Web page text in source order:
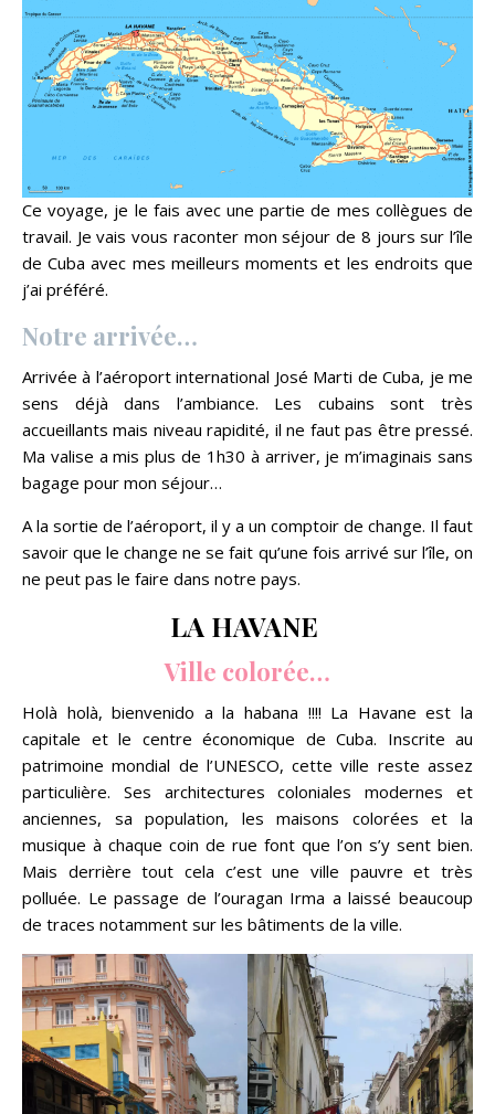
Ce voyage, je le fais avec une partie de mes collègues de
travail. Je vais vous raconter mon séjour de 8 jours sur l’île
de Cuba avec mes meilleurs moments et les endroits que
j’ai préféré.
Notre arrivée…
Arrivée à l’aéroport international José Marti de Cuba, je me
sens déjà dans l’ambiance. Les cubains sont très
accueillants mais niveau rapidité, il ne faut pas être pressé.
Ma valise a mis plus de 1h30 à arriver, je m’imaginais sans
bagage pour mon séjour…
A la sortie de l’aéroport, il y a un comptoir de change. Il faut
savoir que le change ne se fait qu’une fois arrivé sur l’île, on
ne peut pas le faire dans notre pays.
LA HAVANE
Ville colorée…
Holà holà, bienvenido a la habana !!!! La Havane est la
capitale et le centre économique de Cuba. Inscrite au
patrimoine mondial de l’UNESCO, cette ville reste assez
particulière. Ses architectures coloniales modernes et
anciennes, sa population, les maisons colorées et la
musique à chaque coin de rue font que l’on s’y sent bien.
Mais derrière tout cela c’est une ville pauvre et très
polluée. Le passage de l’ouragan Irma a laissé beaucoup
de traces notamment sur les bâtiments de la ville.